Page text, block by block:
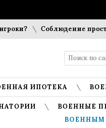
Соблюдение
ИПОТЕКА
ВОЕННЫЕ
ВОЕННЫМ